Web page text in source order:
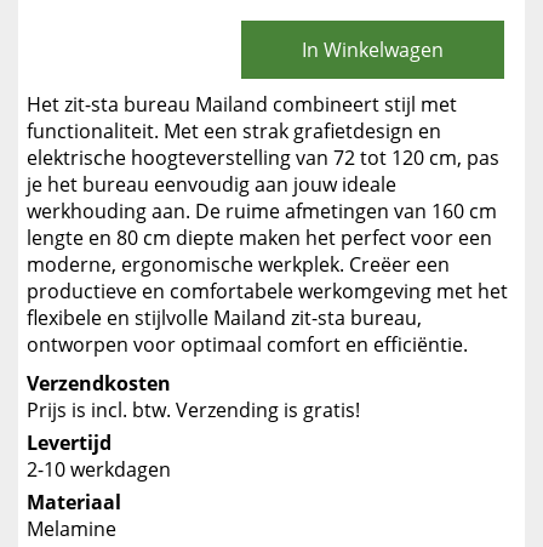
In Winkelwagen
Het zit-sta bureau Mailand combineert stijl met
functionaliteit. Met een strak grafietdesign en
elektrische hoogteverstelling van 72 tot 120 cm, pas
je het bureau eenvoudig aan jouw ideale
werkhouding aan. De ruime afmetingen van 160 cm
lengte en 80 cm diepte maken het perfect voor een
moderne, ergonomische werkplek. Creëer een
productieve en comfortabele werkomgeving met het
flexibele en stijlvolle Mailand zit-sta bureau,
ontworpen voor optimaal comfort en efficiëntie.
Verzendkosten
Prijs is incl. btw. Verzending is gratis!
Levertijd
2-10 werkdagen
Materiaal
Melamine